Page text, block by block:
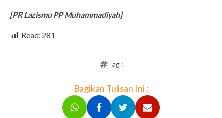
[PR Lazismu PP Muhammadiyah]
Read: 281
Tag :
Bagikan Tulisan Ini :